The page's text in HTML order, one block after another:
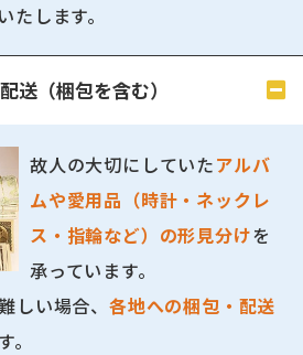
いたします。
送（梱包を含む）
故人の大切にしていたアルバ
ムや愛用品（時計・ネックレ
ス・指輪など）の形見分けを
承っています。
しい場合、各地への梱包・配送